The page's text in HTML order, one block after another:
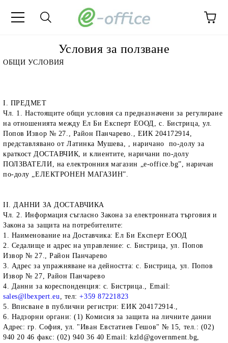
Условия за ползване
ОБЩИ УСЛОВИЯ
I. ПРЕДМЕТ
Чл. 1. Настоящите общи условия са предназначени за регулиране
на отношенията между Ел Би Експерт ЕООД, с. Бистрица, ул.
Попов Извор № 27., Район Панчарево., ЕИК 204172914,
представлявано от Латинка Мушева, , наричано по-долу за
краткост ДОСТАВЧИК, и клиентите, наричани по-долу
ПОЛЗВАТЕЛИ, на електронния магазин „e-office.bg”, наричан
по-долу „ЕЛЕКТРОНЕН МАГАЗИН”.
ІІ. ДАННИ ЗА ДОСТАВЧИКА
Чл. 2. Информация съгласно Закона за електронната търговия и
Закона за защита на потребителите:
1. Наименование на Доставчика:Ел Би Експерт ЕООД
2. Седалище и адрес на управление: с. Бистрица, ул. Попов
Извор № 27., Район Панчарево
3. Адрес за упражняване на дейността: с. Бистрица, ул. Попов
Извор № 27, Район Панчарево
4. Данни за кореспонденция: c. Бистрица., Email:
sales@lbexpert.eu, тел:+359 87221823
5. Вписване в публични регистри: ЕИК 204172914.,
6. Надзорни органи: (1) Комисия за защита на личните данни
Адрес: гр. София, ул. "Иван Евстатиев Гешов" № 15, тел.: (02)
940 20 46 факс: (02) 940 36 40 Email: kzld@government.bg,